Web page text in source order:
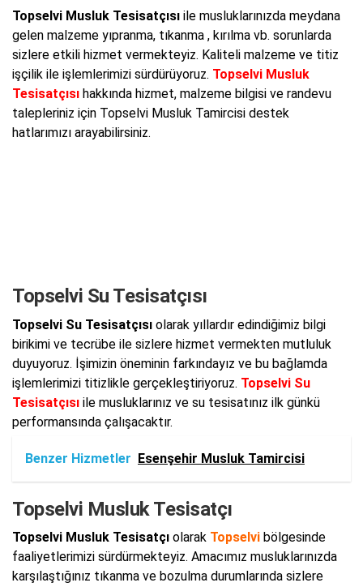
Topselvi Musluk Tesisatçısı ile musluklarınızda meydana
gelen malzeme yıpranma, tıkanma , kırılma vb. sorunlarda
sizlere etkili hizmet vermekteyiz. Kaliteli malzeme ve titiz
işçilik ile işlemlerimizi sürdürüyoruz. Topselvi Musluk
Tesisatçısı hakkında hizmet, malzeme bilgisi ve randevu
talepleriniz için Topselvi Musluk Tamircisi destek
hatlarımızı arayabilirsiniz.
Topselvi Su Tesisatçısı
Topselvi Su Tesisatçısı olarak yıllardır edindiğimiz bilgi
birikimi ve tecrübe ile sizlere hizmet vermekten mutluluk
duyuyoruz. İşimizin öneminin farkındayız ve bu bağlamda
işlemlerimizi titizlikle gerçekleştiriyoruz. Topselvi Su
Tesisatçısı ile musluklarınız ve su tesisatınız ilk günkü
performansında çalışacaktır.
Benzer Hizmetler Esenşehir Musluk Tamircisi
Topselvi Musluk Tesisatçı
Topselvi Musluk Tesisatçı olarak Topselvi bölgesinde
faaliyetlerimizi sürdürmekteyiz. Amacımız musluklarınızda
karşılaştığınız tıkanma ve bozulma durumlarında sizlere